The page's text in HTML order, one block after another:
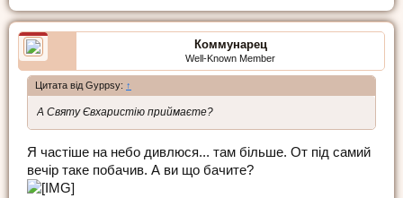
Коммунарец
Well-Known Member
Цитата від Gyppsy: ↑
А Святу Євхаристію приймаєте?
Я частіше на небо дивлюся... там більше. От під самий
вечір таке побачив. А ви що бачите?